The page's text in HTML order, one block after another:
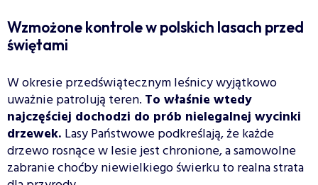
Wzmożone kontrole w polskich lasach przed
świętami
W okresie przedświątecznym leśnicy wyjątkowo
uważnie patrolują teren. To właśnie wtedy
najczęściej dochodzi do prób nielegalnej wycinki
drzewek. Lasy Państwowe podkreślają, że każde
drzewo rosnące w lesie jest chronione, a samowolne
zabranie choćby niewielkiego świerku to realna strata